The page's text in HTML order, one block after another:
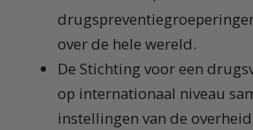
over de hele wereld.
De Stichting voor een
op internationaal niveau
instellingen van de